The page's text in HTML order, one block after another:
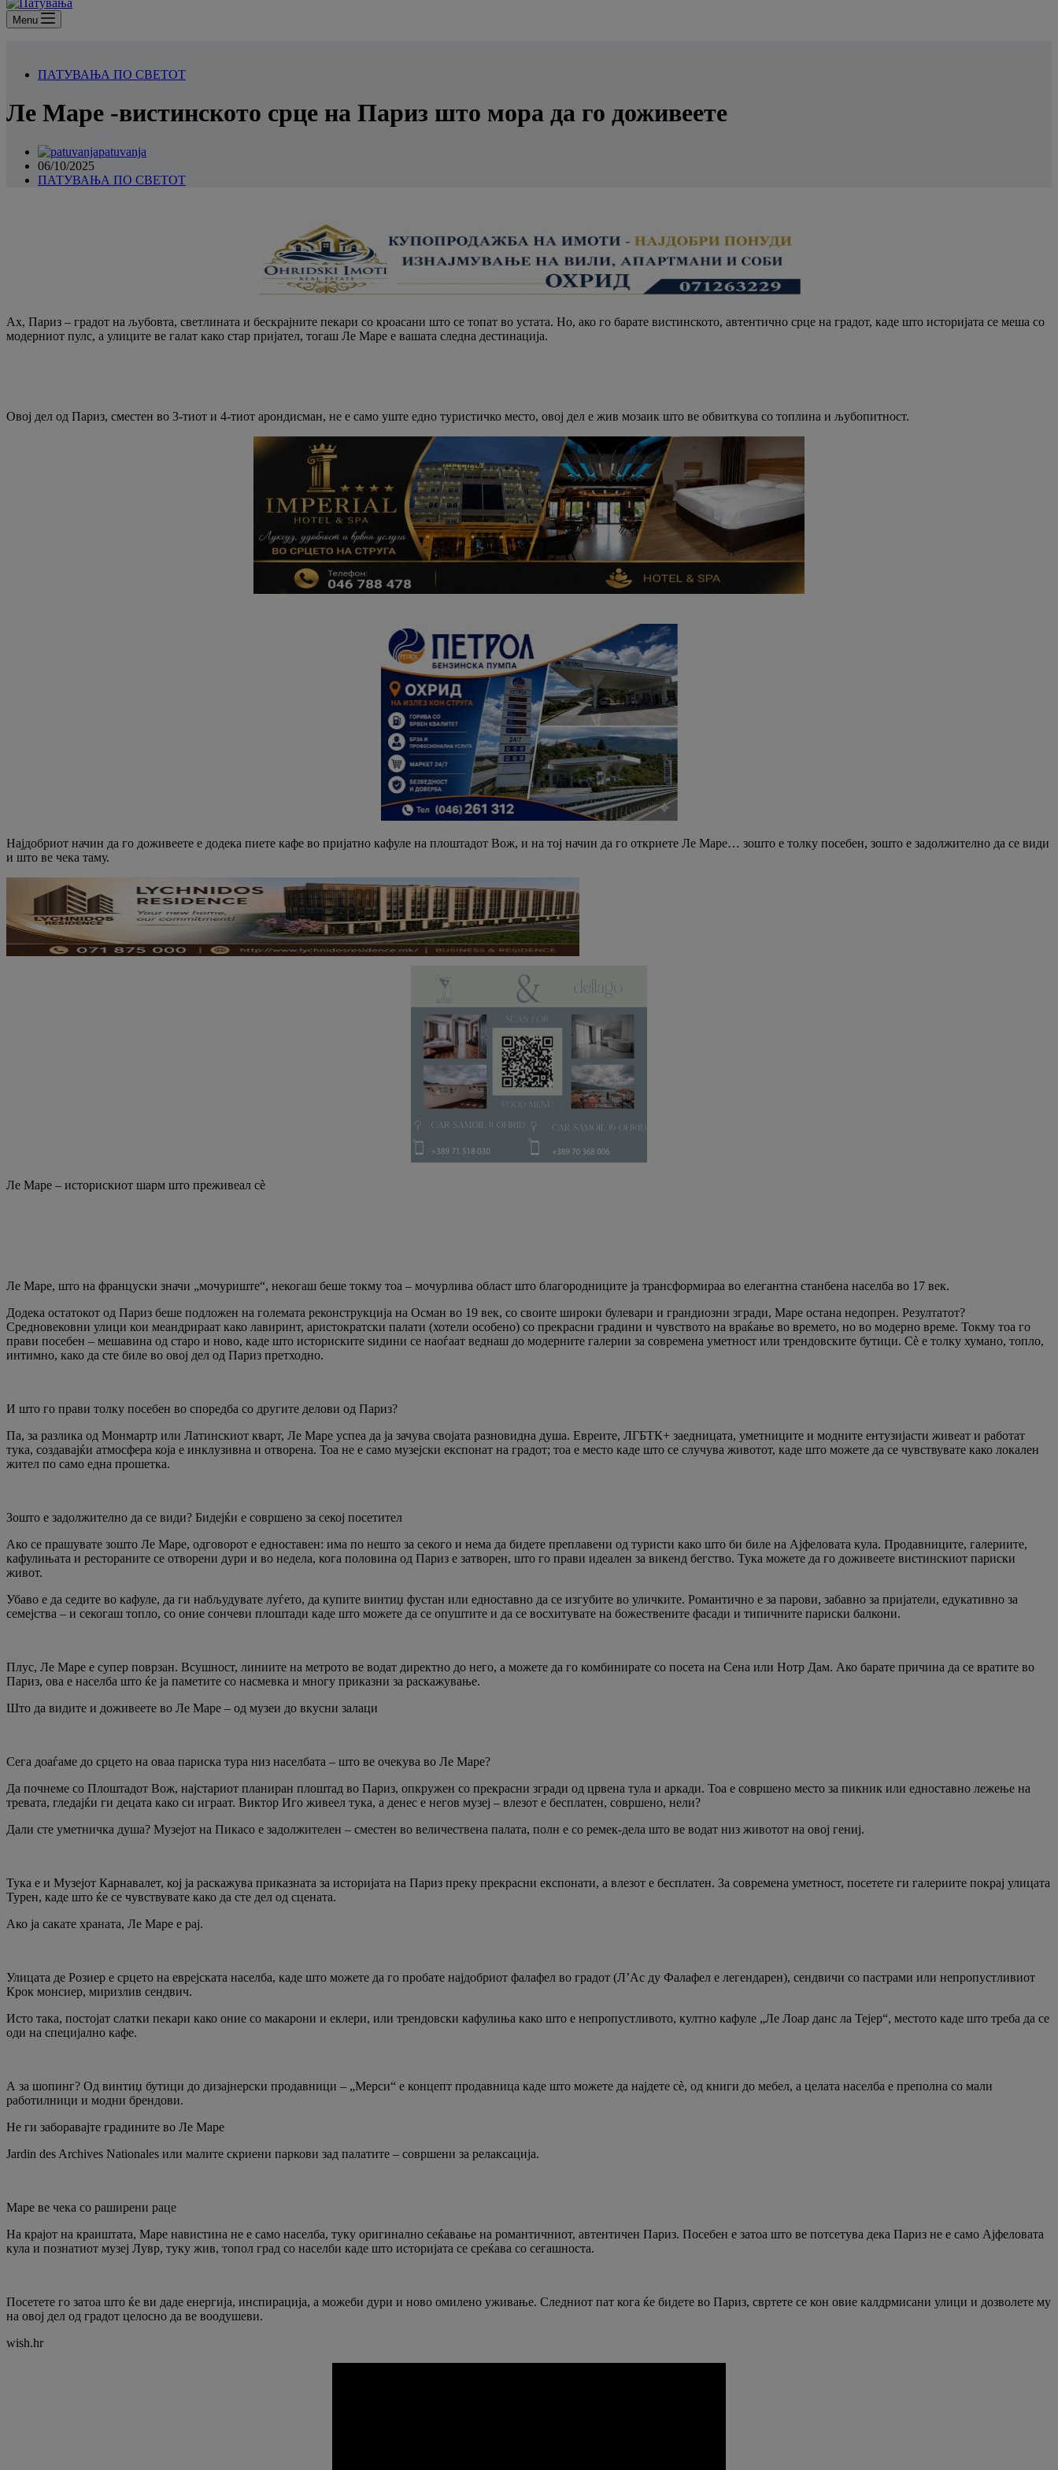
Menu
ПАТУВАЊА ПО СВЕТОТ
Ле Маре -вистинското срце на Париз што мора да го доживеете
patuvanja
06/10/2025
ПАТУВАЊА ПО СВЕТОТ
Ах, Париз – градот на љубовта, светлината и бескрајните пекари со кроасани што се топат во устата. Но, ако го барате вистинското, автентично срце на градот, каде што историјата се меша со
модерниот пулс, а улиците ве галат како стар пријател, тогаш Ле Маре е вашата следна дестинација.
Овој дел од Париз, сместен во 3-тиот и 4-тиот арондисман, не е само уште едно туристичко место, овој дел е жив мозаик што ве обвиткува со топлина и љубопитност.
Најдобриот начин да го доживеете е додека пиете кафе во пријатно кафуле на плоштадот Вож, и на тој начин да го откриете Ле Маре… зошто е толку посебен, зошто е задолжително да се види
и што ве чека таму.
Ле Маре – историскиот шарм што преживеал сè
Ле Маре, што на француски значи „мочуриште“, некогаш беше токму тоа – мочурлива област што благородниците ја трансформираа во елегантна станбена населба во 17 век.
Додека остатокот од Париз беше подложен на големата реконструкција на Осман во 19 век, со своите широки булевари и грандиозни згради, Маре остана недопрен. Резултатот?
Средновековни улици кои меандрираат како лавиринт, аристократски палати (хотели особено) со прекрасни градини и чувството на враќање во времето, но во модерно време. Токму тоа го
прави посебен – мешавина од старо и ново, каде што историските ѕидини се наоѓаат веднаш до модерните галерии за современа уметност или трендовските бутици. Сè е толку хумано, топло,
интимно, како да сте биле во овој дел од Париз претходно.
И што го прави толку посебен во споредба со другите делови од Париз?
Па, за разлика од Монмартр или Латинскиот кварт, Ле Маре успеа да ја зачува својата разновидна душа. Евреите, ЛГБТК+ заедницата, уметниците и модните ентузијасти живеат и работат
тука, создавајќи атмосфера која е инклузивна и отворена. Тоа не е само музејски експонат на градот; тоа е место каде што се случува животот, каде што можете да се чувствувате како локален
жител по само една прошетка.
Зошто е задолжително да се види? Бидејќи е совршено за секој посетител
Ако се прашувате зошто Ле Маре, одговорот е едноставен: има по нешто за секого и нема да бидете преплавени од туристи како што би биле на Ајфеловата кула. ​​Продавниците, галериите,
кафулињата и рестораните се отворени дури и во недела, кога половина од Париз е затворен, што го прави идеален за викенд бегство. Тука можете да го доживеете вистинскиот париски
живот.
Убаво е да седите во кафуле, да ги набљудувате луѓето, да купите винтиџ фустан или едноставно да се изгубите во уличките. Романтично е за парови, забавно за пријатели, едукативно за
семејства – и секогаш топло, со оние сончеви плоштади каде што можете да се опуштите и да се восхитувате на божествените фасади и типичните париски балкони.
Плус, Ле Маре е супер поврзан. Всушност, линиите на метрото ве водат директно до него, а можете да го комбинирате со посета на Сена или Нотр Дам. Ако барате причина да се вратите во
Париз, ова е населба што ќе ја паметите со насмевка и многу приказни за раскажување.
Што да видите и доживеете во Ле Маре – од музеи до вкусни залаци
Сега доаѓаме до срцето на оваа париска тура низ населбата – што ве очекува во Ле Маре?
Да почнеме со Плоштадот Вож, најстариот планиран плоштад во Париз, опкружен со прекрасни згради од црвена тула и аркади. Тоа е совршено место за пикник или едноставно лежење на
тревата, гледајќи ги децата како си играат. Виктор Иго живеел тука, а денес е негов музеј – влезот е бесплатен, совршено, нели?
Дали сте уметничка душа? Музејот на Пикасо е задолжителен – сместен во величествена палата, полн е со ремек-дела што ве водат низ животот на овој гениј.
Тука е и Музејот Карнавалет, кој ја раскажува приказната за историјата на Париз преку прекрасни експонати, а влезот е бесплатен. За современа уметност, посетете ги галериите покрај улицата
Турен, каде што ќе се чувствувате како да сте дел од сцената.
Ако ја сакате храната, Ле Маре е рај.
Улицата де Розиер е срцето на еврејската населба, каде што можете да го пробате најдобриот фалафел во градот (Л’Ас ду Фалафел е легендарен), сендвичи со пастрами или непропустливиот
Крок монсиер, миризлив сендвич.
Исто така, постојат слатки пекари како оние со макарони и еклери, или трендовски кафулиња како што е непропустливото, култно кафуле „Ле Лоар данс ла Тејер“, местото каде што треба да се
оди на специјално кафе.
А за шопинг? Од винтиџ бутици до дизајнерски продавници – „Мерси“ е концепт продавница каде што можете да најдете сè, од книги до мебел, а целата населба е преполна со мали
работилници и модни брендови.
Не ги заборавајте градините во Ле Маре
Jardin des Archives Nationales или малите скриени паркови зад палатите – совршени за релаксација.
Маре ве чека со раширени раце
На крајот на краиштата, Маре навистина не е само населба, туку оригинално сеќавање на романтичниот, автентичен Париз. Посебен е затоа што ве потсетува дека Париз не е само Ајфеловата
кула и познатиот музеј Лувр, туку жив, топол град со населби каде што историјата се среќава со сегашноста.
Посетете го затоа што ќе ви даде енергија, инспирација, а можеби дури и ново омилено уживање. Следниот пат кога ќе бидете во Париз, свртете се кон овие калдрмисани улици и дозволете му
на овој дел од градот целосно да ве воодушеви.
wish.hr